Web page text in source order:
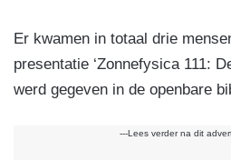
Er kwamen in totaal drie
presentatie ‘Zonnefysica 111:
werd gegeven in de openbare
---Lees verder na dit